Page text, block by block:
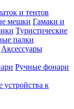
и тентов
мешки Гамаки и
Туристические
палки
Аксессуары
Ручные фонари
устройства к